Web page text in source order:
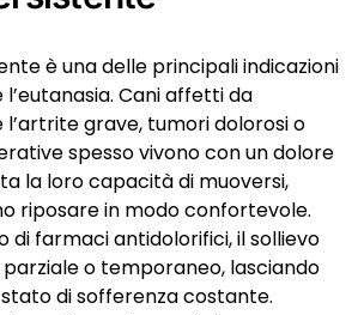
è una delle principali indicazioni
Cani affetti da
l’artrite grave, tumori dolorosi o
spesso vivono con un dolore
la loro capacità di muoversi,
riposare in modo confortevole.
di farmaci antidolorifici, il sollievo
o temporaneo, lasciando
stato di sofferenza costante.